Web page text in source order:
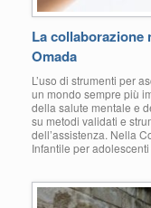
La collaborazione
Omada
L’uso di strumenti per
un mondo sempre più
della salute mentale e
su metodi validati e
dell’assistenza. Nella
Infantile per